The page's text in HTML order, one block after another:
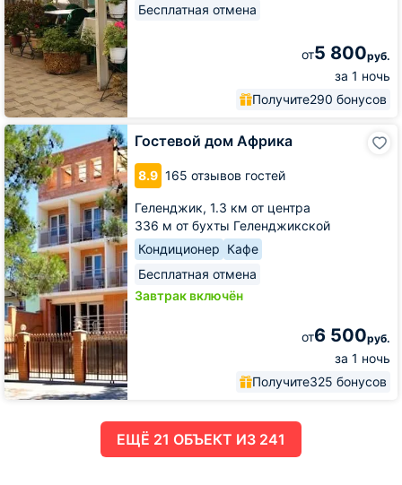
Бесплатная отмена
от5 800руб.
за 1 ночь
Получите290 бонусов
Гостевой дом Африка
8.9 165 отзывов гостей
Геленджик, 1.3 км от центра
336 м от бухты Геленджикской
Кондиционер Кафе
Бесплатная отмена
Завтрак включён
от6 500руб.
за 1 ночь
Получите325 бонусов
Гостевой
дом
Африка
ЕЩË 21 ОБЪЕКТ ИЗ 241